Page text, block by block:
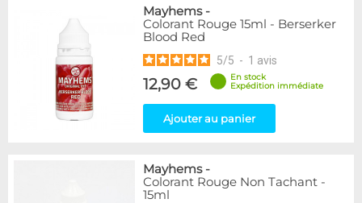
Mayhems-
Colorant Rouge 15ml - Berserker
Blood Red
5/5 - 1 avis
12,90 €
En stock
Expédition immédiate
Ajouter au panier
Mayhems-
Colorant Rouge Non Tachant -
15ml